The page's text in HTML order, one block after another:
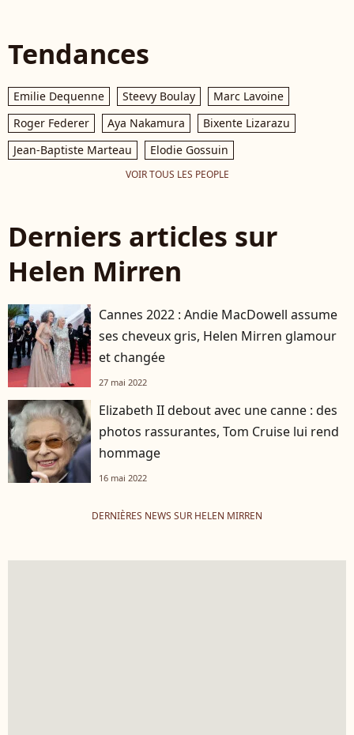
Tendances
Emilie Dequenne Steevy Boulay
Marc Lavoine
Roger Federer
Aya Nakamura
Bixente Lizarazu
Jean-Baptiste Marteau
Elodie Gossuin
VOIR TOUS LES PEOPLE
Derniers articles sur
Helen Mirren
Cannes 2022 : Andie MacDowell assume
ses cheveux gris, Helen Mirren glamour
et changée
27 mai 2022
Elizabeth II debout avec une canne : des
photos rassurantes, Tom Cruise lui rend
hommage
16 mai 2022
DERNIÈRES NEWS SUR HELEN MIRREN